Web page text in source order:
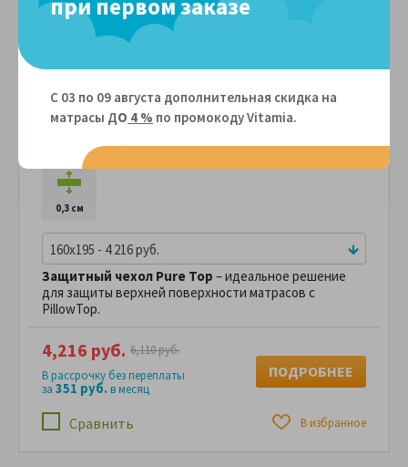
Защитный чехол Райтон Pure Top
Артикул: 100619
0,3 см
160x195 - 4 216 руб.
Защитный чехол Pure Top – идеальное решение
для защиты верхней поверхности матрасов с
PillowTop.
Сравнить В избранное
4,216 руб. 6,110 руб.
В рассрочку без переплаты
за 351 руб.в месяц
ПОДРОБНЕЕ
при первом заказе
С 03 по 09 августа дополнительная скидка на
матрасы ДО 4 % по промокоду Vitamiа.